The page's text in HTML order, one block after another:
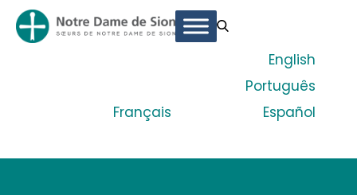
Français
English
Português
Español